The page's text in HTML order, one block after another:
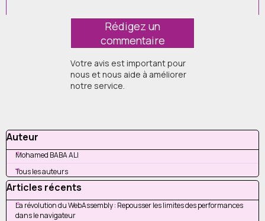
Votre avis est important pour
nous et nous aide à améliorer
notre service.
Sauter le bloc Auteur
Auteur
Mohamed BABA ALI
Tous les auteurs
Sauter le bloc Articles récents
Articles récents
La révolution du WebAssembly : Repousser les limites des performances
dans le navigateur